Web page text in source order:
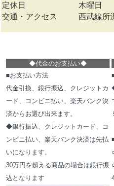
定休日
木曜日
交通・アクセス
西武線所
◆代金のお支払い◆
■お支払い方法
代金引換、銀行振込、クレジットカ
ード、コンビニ払い、楽天バンク決
済からお選び出来ます。
◆銀行振込、クレジットカード、コ
ンビニ払い、楽天バンク決済は先払
いになります。
30万円を超える商品の場合は銀行振
込となります